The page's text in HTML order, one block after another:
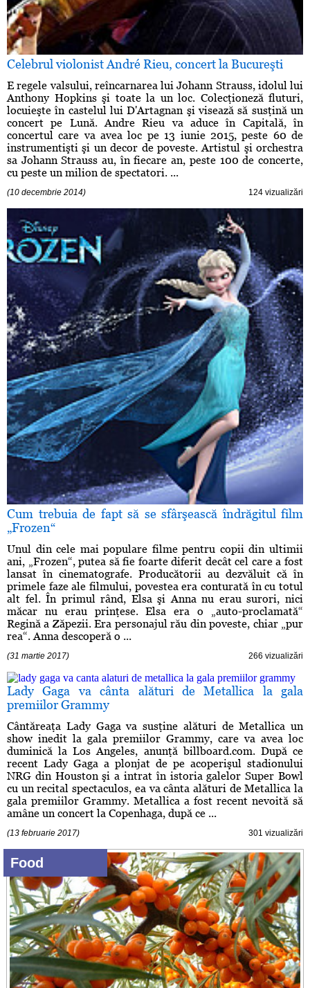
Celebrul violonist André Rieu, concert la Bucureşti
E regele valsului, reîncarnarea lui Johann Strauss, idolul lui
Anthony Hopkins şi toate la un loc. Colecţioneză fluturi,
locuieşte în castelul lui D'Artagnan şi visează să susţină un
concert pe Lună. Andre Rieu va aduce în Capitală, în
concertul care va avea loc pe 13 iunie 2015, peste 60 de
instrumentişti şi un decor de poveste. Artistul şi orchestra
sa Johann Strauss au, în fiecare an, peste 100 de concerte,
cu peste un milion de spectatori. ...
(10 decembrie 2014) 124 vizualizări
Cum trebuia de fapt să se sfârşească îndrăgitul film
„Frozen“
Unul din cele mai populare filme pentru copii din ultimii
ani, „Frozen“, putea să fie foarte diferit decât cel care a fost
lansat în cinematografe. Producătorii au dezvăluit că în
primele faze ale filmului, povestea era conturată în cu totul
alt fel. În primul rând, Elsa şi Anna nu erau surori, nici
măcar nu erau prinţese. Elsa era o „auto-proclamată“
Regină a Zăpezii. Era personajul rău din poveste, chiar „pur
rea“. Anna descoperă o ...
(31 martie 2017) 266 vizualizări
Lady Gaga va cânta alături de Metallica la gala
premiilor Grammy
Cântăreaţa Lady Gaga va susţine alături de Metallica un
show inedit la gala premiilor Grammy, care va avea loc
duminică la Los Angeles, anunţă billboard.com. După ce
recent Lady Gaga a plonjat de pe acoperişul stadionului
NRG din Houston şi a intrat în istoria galelor Super Bowl
cu un recital spectaculos, ea va cânta alături de Metallica la
gala premiilor Grammy. Metallica a fost recent nevoită să
amâne un concert la Copenhaga, după ce ...
(13 februarie 2017) 301 vizualizări
Food